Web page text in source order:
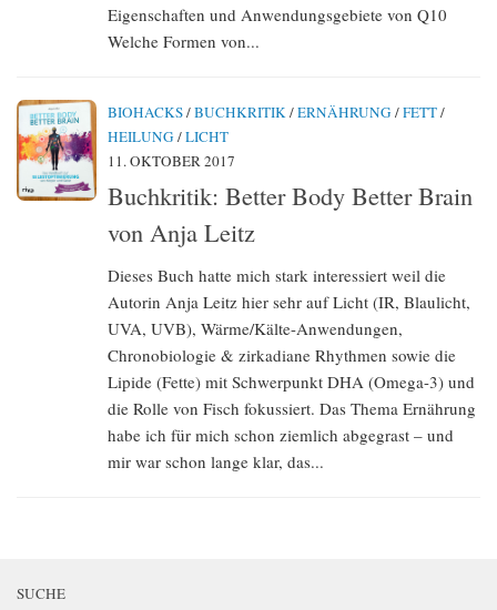
Eigenschaften und Anwendungsgebiete von Q10
Welche Formen von...
BIOHACKS/BUCHKRITIK/ERNÄHRUNG /FETT/
HEILUNG /LICHT
11. OKTOBER 2017
Buchkritik: Better Body Better Brain
von Anja Leitz
Dieses Buch hatte mich stark interessiert weil die
Autorin Anja Leitz hier sehr auf Licht (IR, Blaulicht,
UVA, UVB), Wärme/Kälte-Anwendungen,
Chronobiologie & zirkadiane Rhythmen sowie die
Lipide (Fette) mit Schwerpunkt DHA (Omega-3) und
die Rolle von Fisch fokussiert. Das Thema Ernährung
habe ich für mich schon ziemlich abgegrast – und
mir war schon lange klar, das...
SUCHE